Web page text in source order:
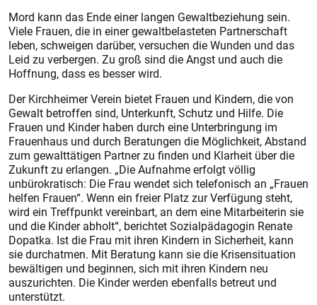
Mord kann das Ende einer langen Gewaltbeziehung sein.
Viele Frauen, die in einer gewaltbelasteten Partnerschaft
leben, schweigen darüber, versuchen die Wunden und das
Leid zu verbergen. Zu groß sind die Angst und auch die
Hoffnung, dass es besser wird.
Der Kirchheimer Verein bietet Frauen und Kindern, die von
Gewalt betroffen sind, Unterkunft, Schutz und Hilfe. Die
Frauen und Kinder haben durch eine Unterbringung im
Frauenhaus und durch Beratungen die Möglichkeit, Abstand
zum gewalttätigen Partner zu finden und Klarheit über die
Zukunft zu erlangen. „Die Aufnahme erfolgt völlig
unbürokratisch: Die Frau wendet sich telefonisch an „Frauen
helfen Frauen“. Wenn ein freier Platz zur Verfügung steht,
wird ein Treffpunkt vereinbart, an dem eine Mitarbeiterin sie
und die Kinder abholt“, berichtet Sozialpädagogin Renate
Dopatka. Ist die Frau mit ihren Kindern in Sicherheit, kann
sie durchatmen. Mit Beratung kann sie die Krisensituation
bewältigen und beginnen, sich mit ihren Kindern neu
auszurichten. Die Kinder werden ebenfalls betreut und
unterstützt.